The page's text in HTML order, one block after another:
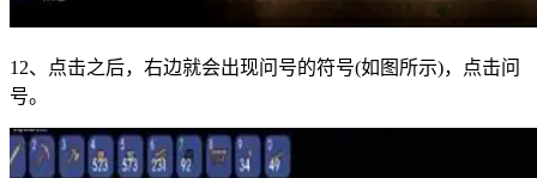
12、点击之后，右边就会出现问号的符号(如图所示)，点击问
号。